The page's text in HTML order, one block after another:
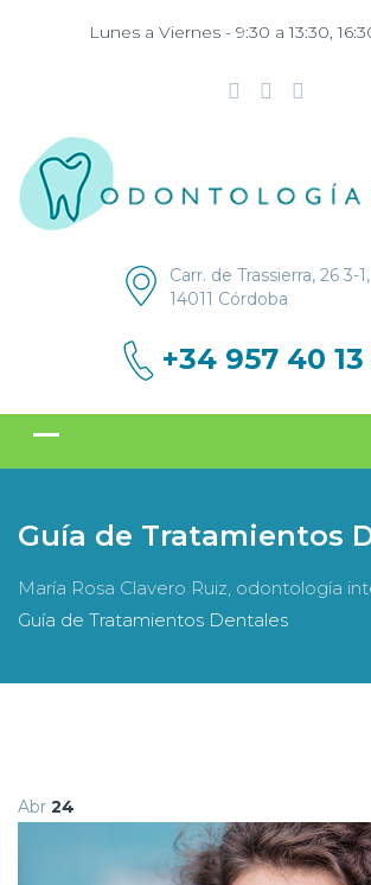
Lunes a Viernes - 9:30 a 13:30,
Carr. de Trassierra, 26 3-1,
14011 Córdoba
+34 957 40
Guía de Tratamientos
María Rosa Clavero Ruiz, odontología
Guía de Tratamientos Dentales
Abr 24